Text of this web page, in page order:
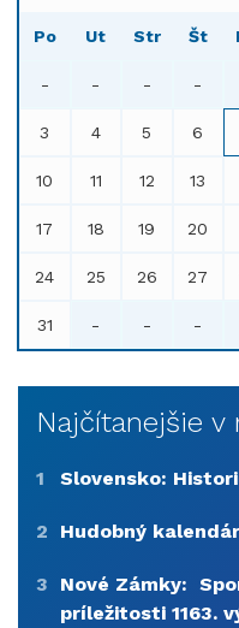
Po Ut Str Št
- - - -
3 4 5 6
10 11 12 13
17 18 19 20
24 25 26 27
31 - - -
Najčítanejšie v
1 Slovensko:
2 Hudobný
3
Nové Zámky:
príležitosti 1163.